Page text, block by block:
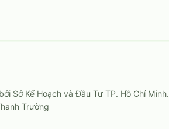
Sở Kế Hoạch và Đầu Tư TP. Hồ Chí Minh.
Trường